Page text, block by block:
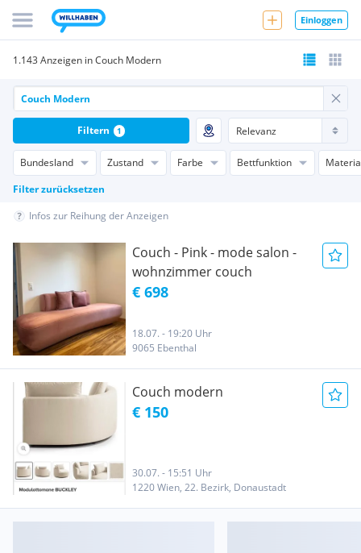
Einloggen
1.143 Anzeigen in Couch Modern
Bundesland Zustand Farbe Bettfunktion
Filter zurücksetzen
Filtern 1
Infos zur Reihung der Anzeigen
Couch - Pink - mode salon -
wohnzimmer couch
€ 698
18.07. - 19:20 Uhr
9065 Ebenthal
Couch modern
€ 150
30.07. - 15:51 Uhr
1220 Wien, 22. Bezirk, Donaustadt